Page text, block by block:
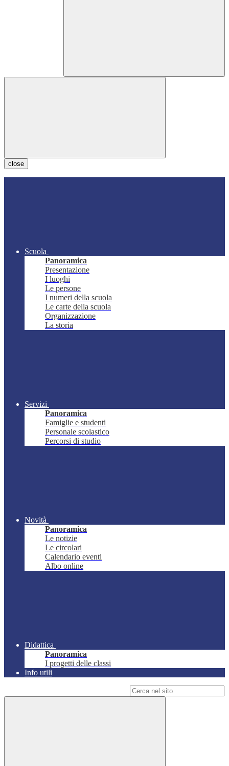
close
Scuola
Panoramica
Presentazione
I luoghi
Le persone
I numeri della scuola
Le carte della scuola
Organizzazione
La storia
Servizi
Panoramica
Famiglie e studenti
Personale scolastico
Percorsi di studio
Novità
Panoramica
Le notizie
Le circolari
Calendario eventi
Albo online
Didattica
Panoramica
I progetti delle classi
Info utili